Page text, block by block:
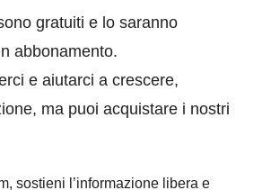
gratuiti e lo saranno
abbonamento.
e aiutarci a crescere,
ma puoi acquistare i nostri
sostieni l’informazione libera e